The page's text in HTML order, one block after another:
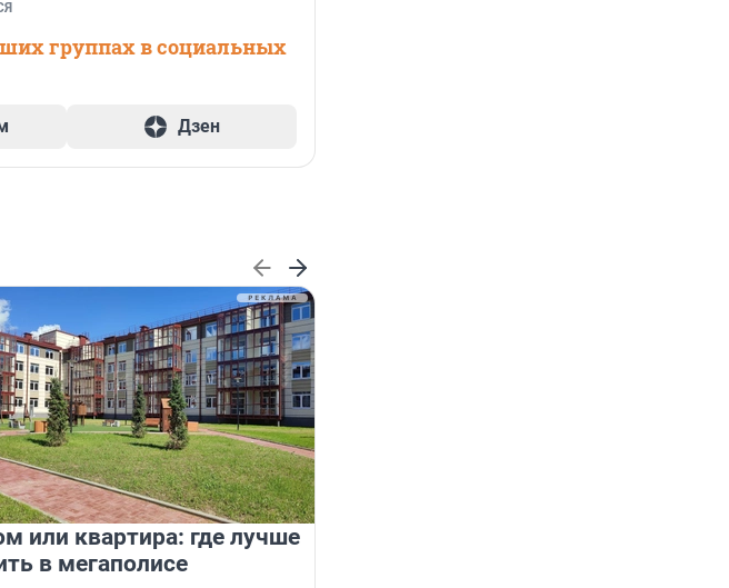
группах в социальных
Дзен
или квартира: где лучше
в мегаполисе